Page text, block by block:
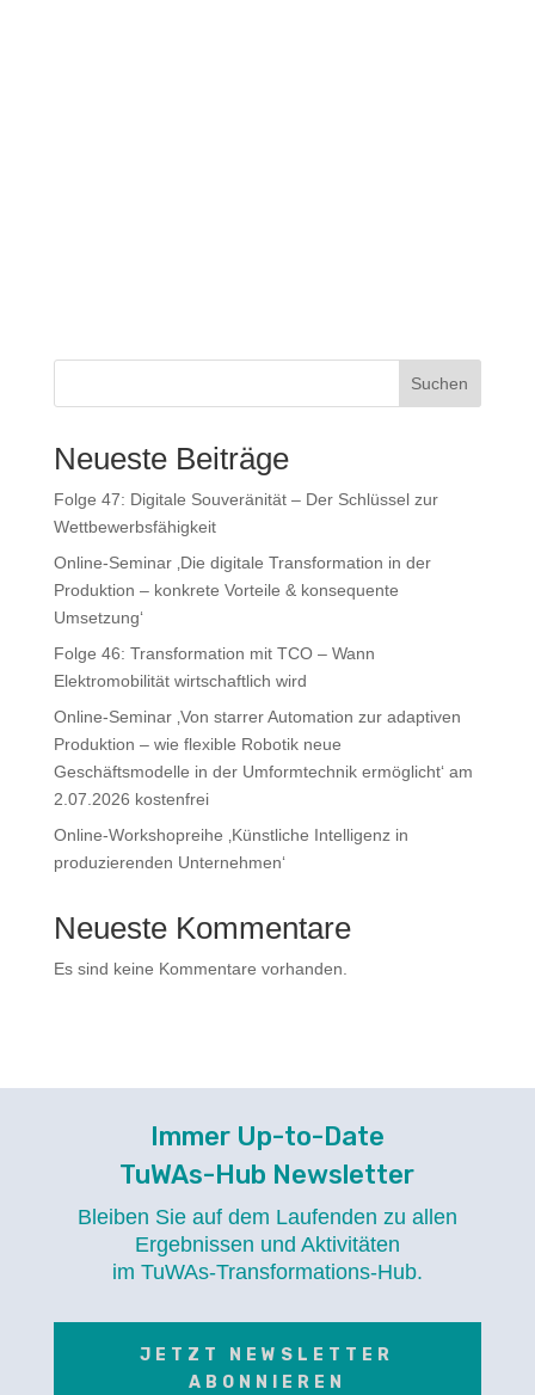
Suchen
Neueste Beiträge
Folge 47: Digitale Souveränität – Der Schlüssel zur
Wettbewerbsfähigkeit
Online-Seminar ‚Die digitale Transformation in der
Produktion – konkrete Vorteile & konsequente
Umsetzung‘
Folge 46: Transformation mit TCO – Wann
Elektromobilität wirtschaftlich wird
Online-Seminar ‚Von starrer Automation zur adaptiven
Produktion – wie flexible Robotik neue
Geschäftsmodelle in der Umformtechnik ermöglicht‘ am
2.07.2026 kostenfrei
Online-Workshopreihe ‚Künstliche Intelligenz in
produzierenden Unternehmen‘
Neueste Kommentare
Es sind keine Kommentare vorhanden.
Immer Up-to-Date
TuWAs-Hub Newsletter
Bleiben Sie auf dem Laufenden zu allen
Ergebnissen und Aktivitäten
im TuWAs-Transformations-Hub.
JETZT NEWSLETTER
ABONNIEREN